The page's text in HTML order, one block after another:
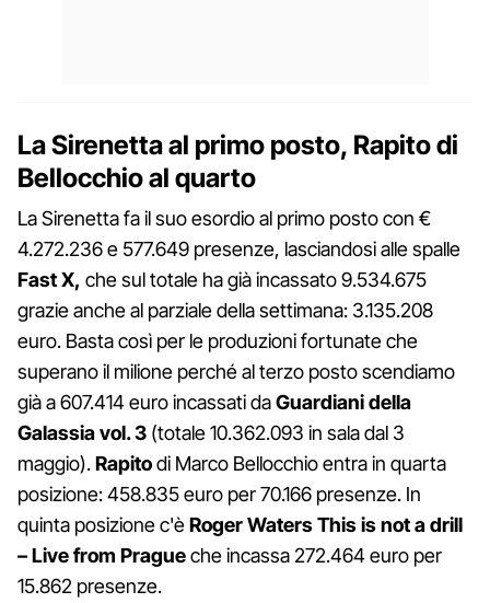
La Sirenetta al primo posto, Rapito di
Bellocchio al quarto
La Sirenetta fa il suo esordio al primo posto con €
4.272.236 e 577.649 presenze, lasciandosi alle spalle
Fast X, che sul totale ha già incassato 9.534.675
grazie anche al parziale della settimana: 3.135.208
euro. Basta così per le produzioni fortunate che
superano il milione perché al terzo posto scendiamo
già a 607.414 euro incassati daGuardiani della
Galassia vol. 3 (totale 10.362.093 in sala dal 3
maggio).Rapitodi Marco Bellocchio entra in quarta
posizione: 458.835 euro per 70.166 presenze. In
quinta posizione c'èRoger Waters This is not a drill
– Live from Pragueche incassa 272.464 euro per
15.862 presenze.